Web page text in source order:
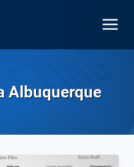
Albuquerque